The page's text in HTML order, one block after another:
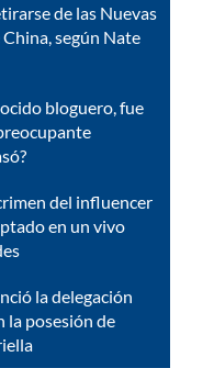
de las Nuevas
China, según Nate
bloguero, fue
del influencer
en un vivo
la delegación
la posesión de